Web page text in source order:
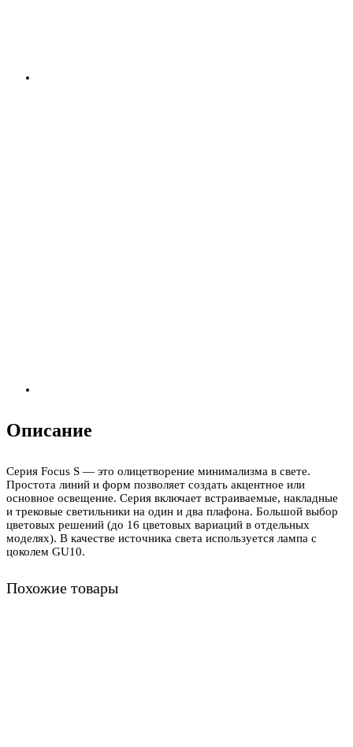
Описание
Серия Focus S — это олицетворение минимализма в свете.
Простота линий и форм позволяет создать акцентное или
основное освещение. Серия включает встраиваемые, накладные
и трековые светильники на один и два плафона. Большой выбор
цветовых решений (до 16 цветовых вариаций в отдельных
моделях). В качестве источника света используется лампа с
цоколем GU10.
Похожие товары